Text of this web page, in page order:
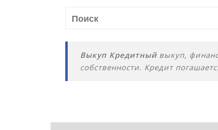
Выкуп Кредитныйвыкуп,
собственности. Кредит